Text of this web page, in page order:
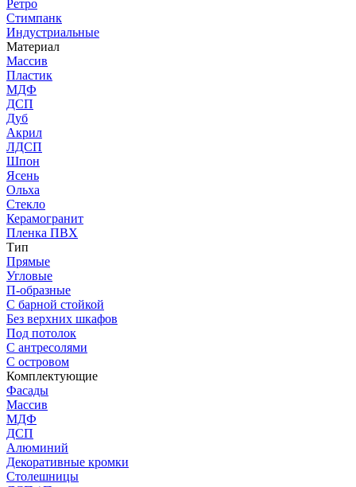
Ретро
Стимпанк
Индустриальные
Материал
Массив
Пластик
МДФ
ДСП
Дуб
Акрил
ЛДСП
Шпон
Ясень
Ольха
Стекло
Керамогранит
Пленка ПВХ
Тип
Прямые
Угловые
П-образные
С барной стойкой
Без верхних шкафов
Под потолок
С антресолями
С островом
Комплектующие
Фасады
Массив
МДФ
ДСП
Алюминий
Декоративные кромки
Столешницы